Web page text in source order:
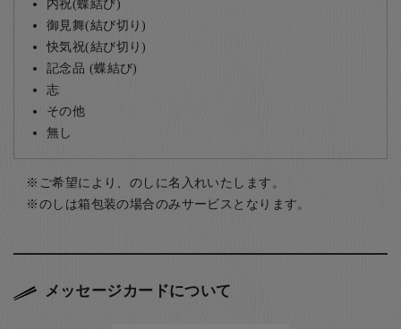
内祝(蝶結び)
御見舞(結び切り)
快気祝(結び切り)
記念品 (蝶結び)
志
その他
無し
ご希望により、のしに名入れいたします。
のしは箱包装の場合のみサービスとなります。
メッセージカードについて